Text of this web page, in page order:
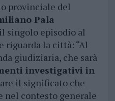
provinciale del
Pala
singolo episodio al
riguarda la città: “Al
giudiziaria, che sarà
investigativi in
il significato che
nel contesto generale